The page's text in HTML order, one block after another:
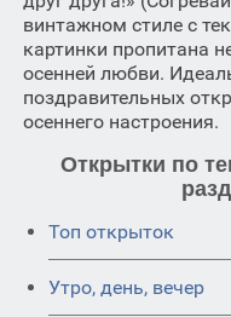
винтажном стиле с
картинки пропитана
осенней любви.
поздравительных
осеннего настроения.
Открытки по
Топ открыток
Утро, день, вечер